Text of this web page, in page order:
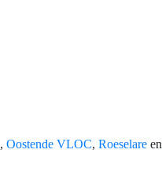
, Oostende VLOC, Roeselare en